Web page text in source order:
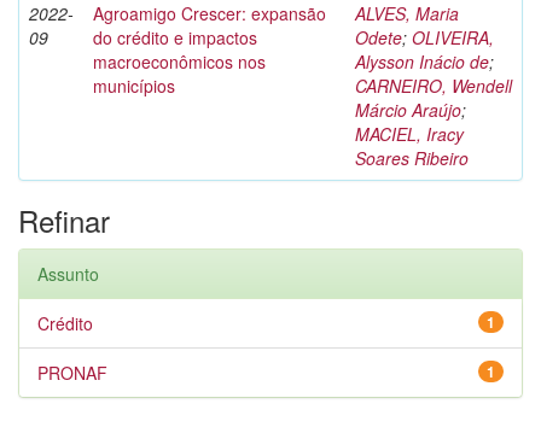
2022-
09
Agroamigo Crescer: expansão
do crédito e impactos
macroeconômicos nos
municípios
ALVES, Maria
Odete; OLIVEIRA,
Alysson Inácio de;
CARNEIRO, Wendell
Márcio Araújo;
MACIEL, Iracy
Soares Ribeiro
Refinar
Assunto
1
Crédito
1
PRONAF